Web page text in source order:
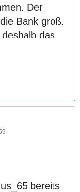
Der
Bank groß.
das
bereits